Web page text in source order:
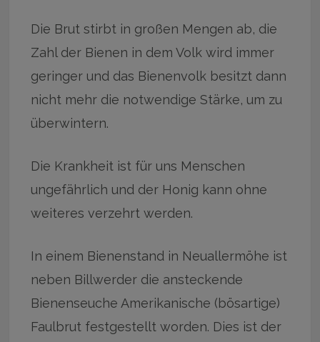
Die Brut stirbt in großen Mengen ab, die
Zahl der Bienen in dem Volk wird immer
geringer und das Bienenvolk besitzt dann
nicht mehr die notwendige Stärke, um zu
überwintern.
Die Krankheit ist für uns Menschen
ungefährlich und der Honig kann ohne
weiteres verzehrt werden.
In einem Bienenstand in Neuallermöhe ist
neben Billwerder die ansteckende
Bienenseuche Amerikanische (bösartige)
Faulbrut festgestellt worden. Dies ist der